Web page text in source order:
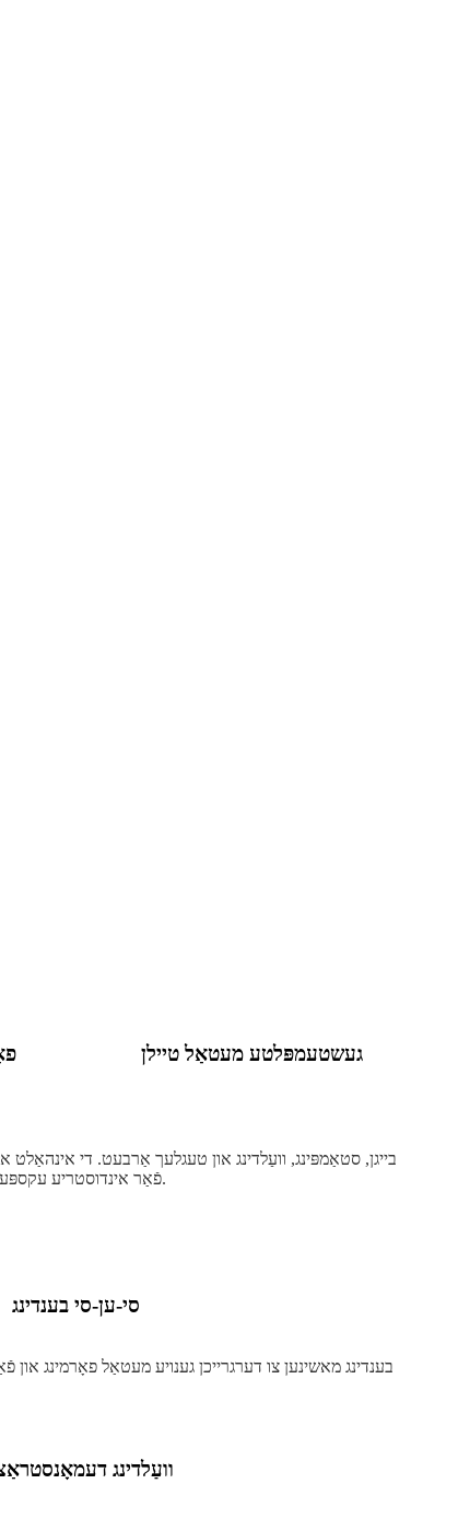
געשטעמפּלטע מעטאַל טיילן
פֿאַר אינדוסטריע עקספּערץ, אָבער אויך צושטעלן טיף ינסייץ און פּראַקטיש עצות פֿאַר אָנהייבער צו העלפֿן איר פֿאַרבעסערן דיין סקילז און אָפּטימיזירן דיין פּראָדוקציע פּראָצעס.
סי-ען-סי בענדינג
וועַלדינג